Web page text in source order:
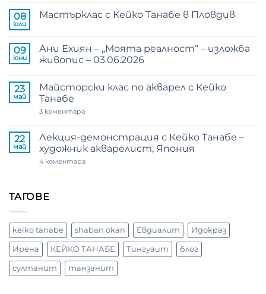
за
„Пътуване
–
Кейко
Танабе
на
изложба
08
юли
Мастърклас с Кейко Танабе в Пловдив
Мастърклас
с
Кейко
Пловдив
09
юни
Ани Ехиян – „Моята реалност“ – изложба
живопис – 03.06.2026
за
Ани
Ехиян
–
изложба
живопис
03.06.2026
23
май
Майсторски клас по акварел с Кейко
Танабе
3 коментараза
по
акварел
с
Танабе
22
май
Лекция-демонстрация с Кейко Танабе –
художник акварелист, Япония
4 коментараза
акварелист,
Япония
ТАГОВЕ
keiko tanabe shaban okan Евдиалит Идокраз
Ирена КЕЙКО ТАНАБЕ Тингуаит блог
султанит танзанит